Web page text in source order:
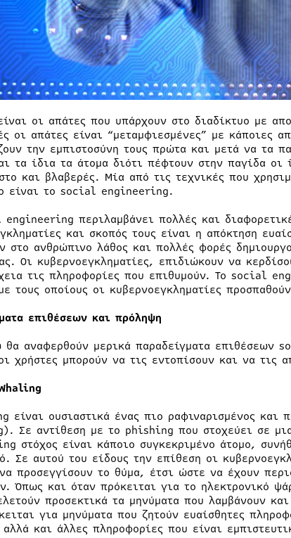
οι απάτες που υπάρχουν στο διαδίκτυο με
οι απάτες είναι “μεταμφιεσμένες” με κάποιες
την εμπιστοσύνη τους πρώτα και μετά να τα
τα ίδια τα άτομα διότι πέφτουν στην παγίδα
και βλαβερές. Μία από τις τεχνικές που
είναι το social engineering.
περιλαμβάνει πολλές και
και σκοπός τους είναι η απόκτηση
στο ανθρώπινο λάθος και πολλές φορές
Οι κυβερνοεγκληματίες, επιδιώκουν να
τις πληροφορίες που επιθυμούν. Το social
τους οποίους οι κυβερνοεγκληματίες
επιθέσεων και πρόληψη
θα αναφερθούν μερικά παραδείγματα
χρήστες μπορούν να τις εντοπίσουν και να τις
είναι ουσιαστικά ένας πιο ραφιναρισμένος και
Σε αντίθεση με το phishing που στοχεύει σε
στόχος είναι κάποιο συγκεκριμένο άτομο,
Σε αυτού του είδους την επίθεση οι
προσεγγίσουν το θύμα, έτσι ώστε να έχουν
Όπως και όταν πρόκειται για το ηλεκτρονικό
προσεκτικά τα μηνύματα που λαμβάνουν
για μηνύματα που ζητούν ευαίσθητες
αλλά και άλλες πληροφορίες που είναι